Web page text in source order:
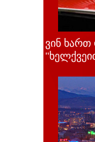
ვინ ხართ